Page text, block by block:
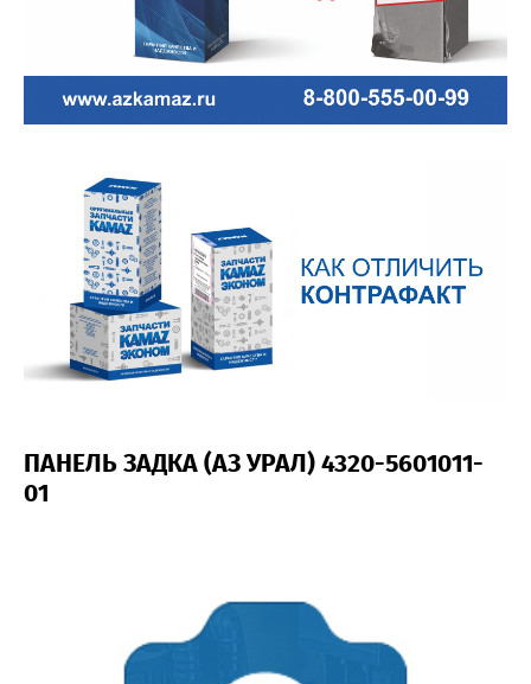
ПАНЕЛЬ ЗАДКА (АЗ УРАЛ) 4320-5601011-
01